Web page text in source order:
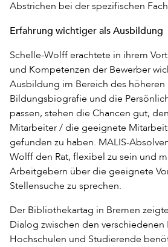
Abstrichen bei der spezifischen
Erfahrung wichtiger als Ausbildung
Schelle-Wolff erachtete in ihrem
und Kompetenzen der Bewerber
Ausbildung im Bereich des höheren
Bildungsbiografie und die
passen, stehen die Chancen gut,
Mitarbeiter / die geeignete
gefunden zu haben. MALIS-
Wolff den Rat, flexibel zu sein und
Arbeitgebern über die geeignete
Stellensuche zu sprechen.
Der Bibliothekartag in Bremen
Dialog zwischen den verschiedenen
Hochschulen und Studierende